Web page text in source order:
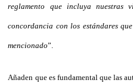
reglamento que incluya nuestras
concordancia con los estándares
mencionado”.
Añaden que es fundamental que las